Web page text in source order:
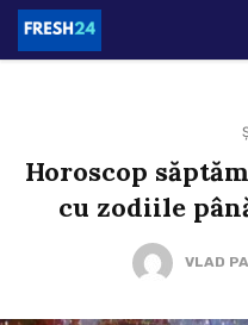
Horoscop
cu zodiile
VLAD